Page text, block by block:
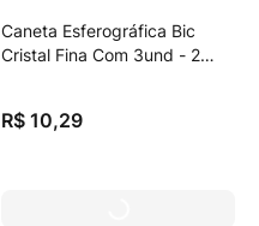
Caneta Esferográfica Bic
Cristal Fina Com 3und - 2
R$ 10,29